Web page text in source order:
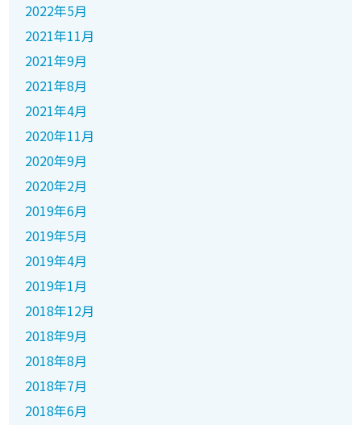
2022年5月
2021年11月
2021年9月
2021年8月
2021年4月
2020年11月
2020年9月
2020年2月
2019年6月
2019年5月
2019年4月
2019年1月
2018年12月
2018年9月
2018年8月
2018年7月
2018年6月